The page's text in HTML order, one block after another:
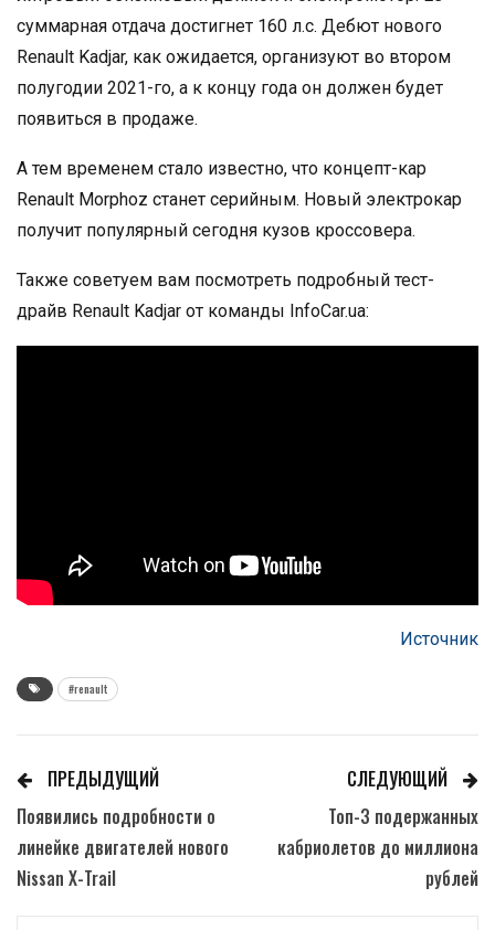
суммарная отдача достигнет 160 л.с. Дебют нового
Renault Kadjar, как ожидается, организуют во втором
полугодии 2021-го, а к концу года он должен будет
появиться в продаже.
А тем временем стало известно, что концепт-кар
Renault Morphoz станет серийным. Новый электрокар
получит популярный сегодня кузов кроссовера.
Также советуем вам посмотреть подробный тест-
драйв Renault Kadjar от команды InfoCar.ua:
Источник
#renault
ПРЕДЫДУЩИЙ
Появились подробности о
линейке двигателей нового
Nissan X-Trail
СЛЕДУЮЩИЙ
Топ-3 подержанных
кабриолетов до миллиона
рублей